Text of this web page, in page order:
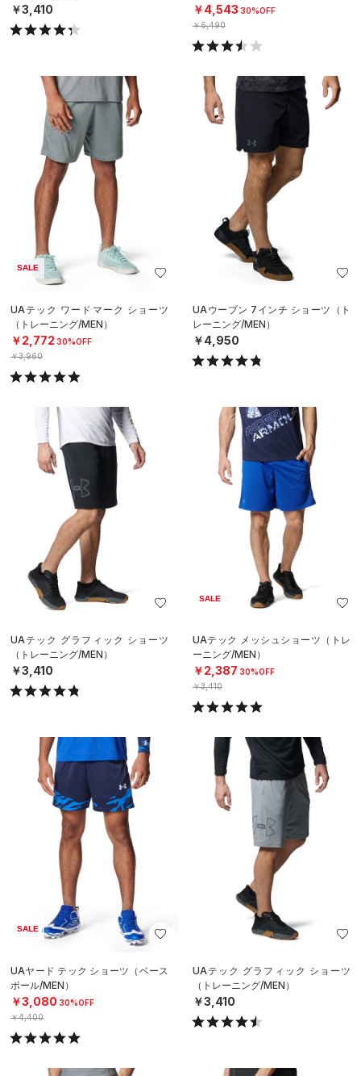
￥3,410 ￥4,543 30%OFF
￥6,490
SALE
UAテック ワードマーク ショーツ
（トレーニング/MEN）
￥2,772 30%OFF
￥3,960
UAウーブン 7インチ ショーツ（ト
レーニング/MEN）
￥4,950
UAテック グラフィック ショーツ
（トレーニング/MEN）
￥3,410
SALE
UAテック メッシュショーツ（トレ
ーニング/MEN）
￥2,387 30%OFF
￥3,410
SALE
UAヤード テック ショーツ（ベース
ボール/MEN）
￥3,080 30%OFF
￥4,400
UAテック グラフィック ショーツ
（トレーニング/MEN）
￥3,410